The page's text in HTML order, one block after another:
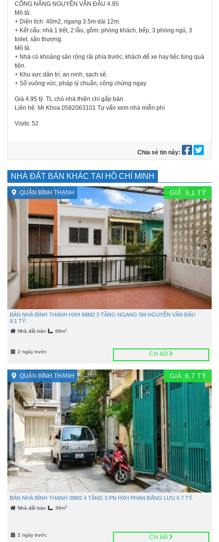
CÔNG NĂNG NGUYỄN VĂN ĐẬU 4.95
Mô tả:
+ Diện tích: 40m2, ngang 3.5m dài 12m.
+ Kết cấu: nhà 1 trệt, 2 lầu, gồm: phòng khách, bếp, 3 phòng ngủ, 3
toilet, sân thượng.
Mô tả:
+ Nhà có khoảng sân rộng rãi phía trước, khách để xe hay tiệc tùng quá
tiện.
+ Khu vực dân trí, an ninh, sạch sẽ.
+ Sổ vuông vức, pháp lý chuẩn, công chứng ngay.
Giá 4.95 tỷ. TL chủ nhà thiện chí gấp bán.
Liên hệ: Mr Khoa 0582063101 Tư vấn xem nhà miễn phí
Visits: 52
Chia sẻ tin này:
NHÀ ĐẤT BÁN KHÁC TẠI HỒ CHÍ MINH
QUẬN BÌNH THẠNH GIÁ :9,1 TỶ
BÁN NHÀ BÌNH THẠNH HXH 68M2 3 TẦNG NGANG 5M NGUYỄN VĂN ĐẬU
9.1 TỶ.
Nhà đất bán 68m2
2 ngày trước Chi tiết
QUẬN BÌNH THẠNH GIÁ :6,7 TỶ
BÁN NHÀ BÌNH THẠNH 39M2 4 TẦNG 3 PN HXH PHAN ĐĂNG LƯU 6.7 TỶ.
Nhà đất bán 39m2
2 ngày trước Chi tiết